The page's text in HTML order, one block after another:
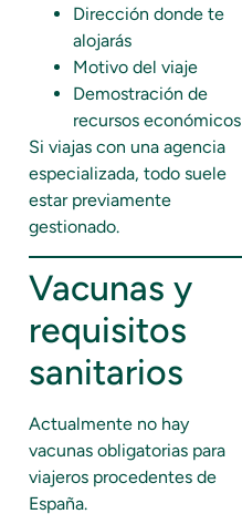
Dirección donde te
alojarás
Motivo del viaje
Demostración de
recursos económicos
Si viajas con una agencia
especializada, todo suele
estar previamente
gestionado.
Vacunas y
requisitos
sanitarios
Actualmente no hay
vacunas obligatorias para
viajeros procedentes de
España.